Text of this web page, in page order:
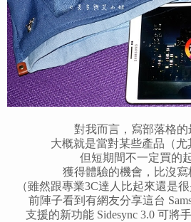
對我而言，寫部落格的
大概就是當對某些產品（尤
但短期間不一定買的
獲得體驗的機會，比沒寫
（雖然跟專業3C達人比起來還是
前陣子看到有網友分享這台
支援的新功能 Sidesync 3.0 可將